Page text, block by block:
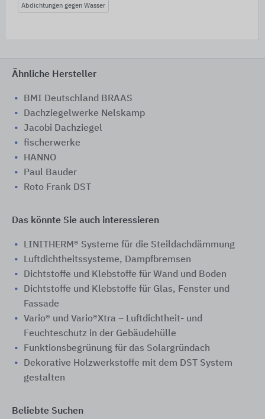
Abdichtungen gegen Wasser
Ähnliche Hersteller
BMI Deutschland BRAAS
Dachziegelwerke Nelskamp
Jacobi Dachziegel
fischerwerke
HANNO
Paul Bauder
Roto Frank DST
Das könnte Sie auch interessieren
LINITHERM® Systeme für die Steildachdämmung
Luftdichtheitssysteme, Dampfbremsen
Dichtstoffe und Klebstoffe für Wand und Boden
Dichtstoffe und Klebstoffe für Glas, Fenster und
Fassade
Vario® und Vario®Xtra – Luftdichtheit- und
Feuchteschutz in der Gebäudehülle
Funktionsbegrünung für das Solargründach
Dekorative Holzwerkstoffe mit dem DST System
gestalten
Beliebte Suchen